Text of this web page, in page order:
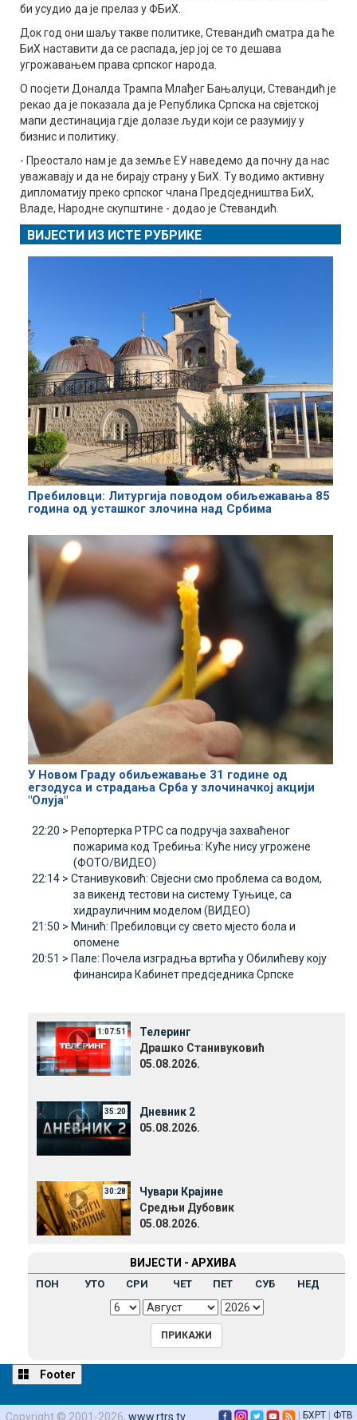
би усудио да је прелаз у ФБиХ.
Док год они шаљу такве политике, Стевандић сматра да ће
БиХ наставити да се распада, јер јој се то дешава
угрожавањем права српског народа.
О посјети Доналда Трампа Млађег Бањалуци, Стевандић је
рекао да је показала да је Република Српска на свјетској
мапи дестинација гдје долазе људи који се разумију у
бизнис и политику.
- Преостало нам је да земље ЕУ наведемо да почну да нас
уважавају и да не бирају страну у БиХ. Ту водимо активну
дипломатију преко српског члана Предсједништва БиХ,
Владе, Народне скупштине - додао је Стевандић.
ВИЈЕСТИ ИЗ ИСТЕ РУБРИКЕ
Пребиловци: Литургија поводом обиљежавања 85
година од усташког злочина над Србима
У Новом Граду обиљежавање 31 године од
егзодуса и страдања Срба у злочиначкој акцији
"Олуја"
22:20 > Репортерка РТРС са подручја захваћеног
пожарима код Требиња: Куће нису угрожене
(ФОТО/ВИДЕО)
22:14 > Станивуковић: Свјесни смо проблема са водом,
за викенд тестови на систему Туњице, са
хидрауличним моделом (ВИДЕО)
21:50 > Минић: Пребиловци су свето мјесто бола и
опомене
20:51 > Пале: Почела изградња вртића у Обилићеву коју
финансира Кабинет предсједника Српске
1:07:51
Телеринг
Драшко Станивуковић
05.08.2026.
35:20
Дневник 2
05.08.2026.
30:28
Чувари Крајине
Средњи Дубовик
05.08.2026.
ВИЈЕСТИ - АРХИВА
ПОН УТО СРИ ЧЕТ ПЕТ СУБ НЕД
Footer
Copyright © 2001-2026, www.rtrs.tv БХРТ ФТВ